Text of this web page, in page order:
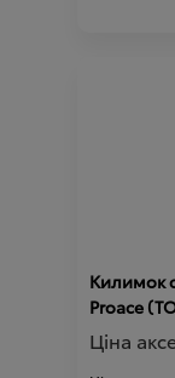
Килимок
Proace
Ціна